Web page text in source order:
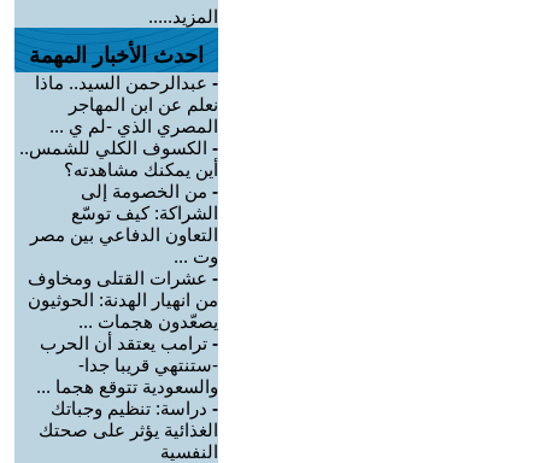
المزيد.....
احدث الأخبار المهمة
- عبدالرحمن السيد.. ماذا
نعلم عن ابن المهاجر
المصري الذي -لم ي ...
- الكسوف الكلي للشمس..
أين يمكنك مشاهدته؟
- من الخصومة إلى
الشراكة: كيف توسّع
التعاون الدفاعي بين مصر
وت ...
- عشرات القتلى ومخاوف
من انهيار الهدنة: الحوثيون
يصعّدون هجمات ...
- ترامب يعتقد أن الحرب
-ستنتهي قريبا جدا-
والسعودية تتوقع هجما ...
- دراسة: تنظيم وجباتك
الغذائية يؤثر على صحتك
النفسية